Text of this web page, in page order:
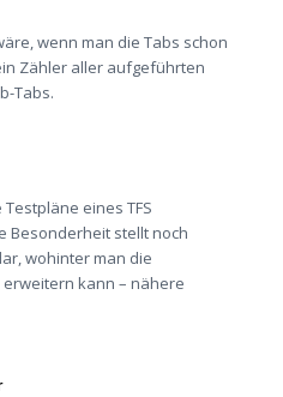
wenn man die Tabs schon
Zähler aller aufgeführten
Tabs.
eines TFS
Besonderheit stellt noch
wohinter man die
kann – nähere